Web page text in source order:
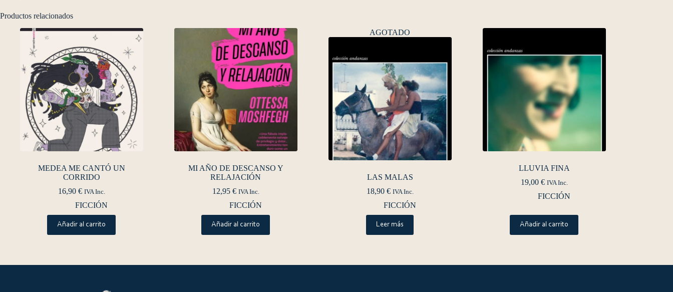
Productos relacionados
MEDEA ME CANTÓ UN
CORRIDO
16,90 € IVA Inc.
FICCIÓN
Añadir al carrito
MI AÑO DE DESCANSO Y
RELAJACIÓN
12,95 € IVA Inc.
FICCIÓN
Añadir al carrito
AGOTADO
LAS MALAS
18,90 € IVA Inc.
FICCIÓN
Leer más
LLUVIA FINA
19,00 € IVA Inc.
FICCIÓN
Añadir al carrito